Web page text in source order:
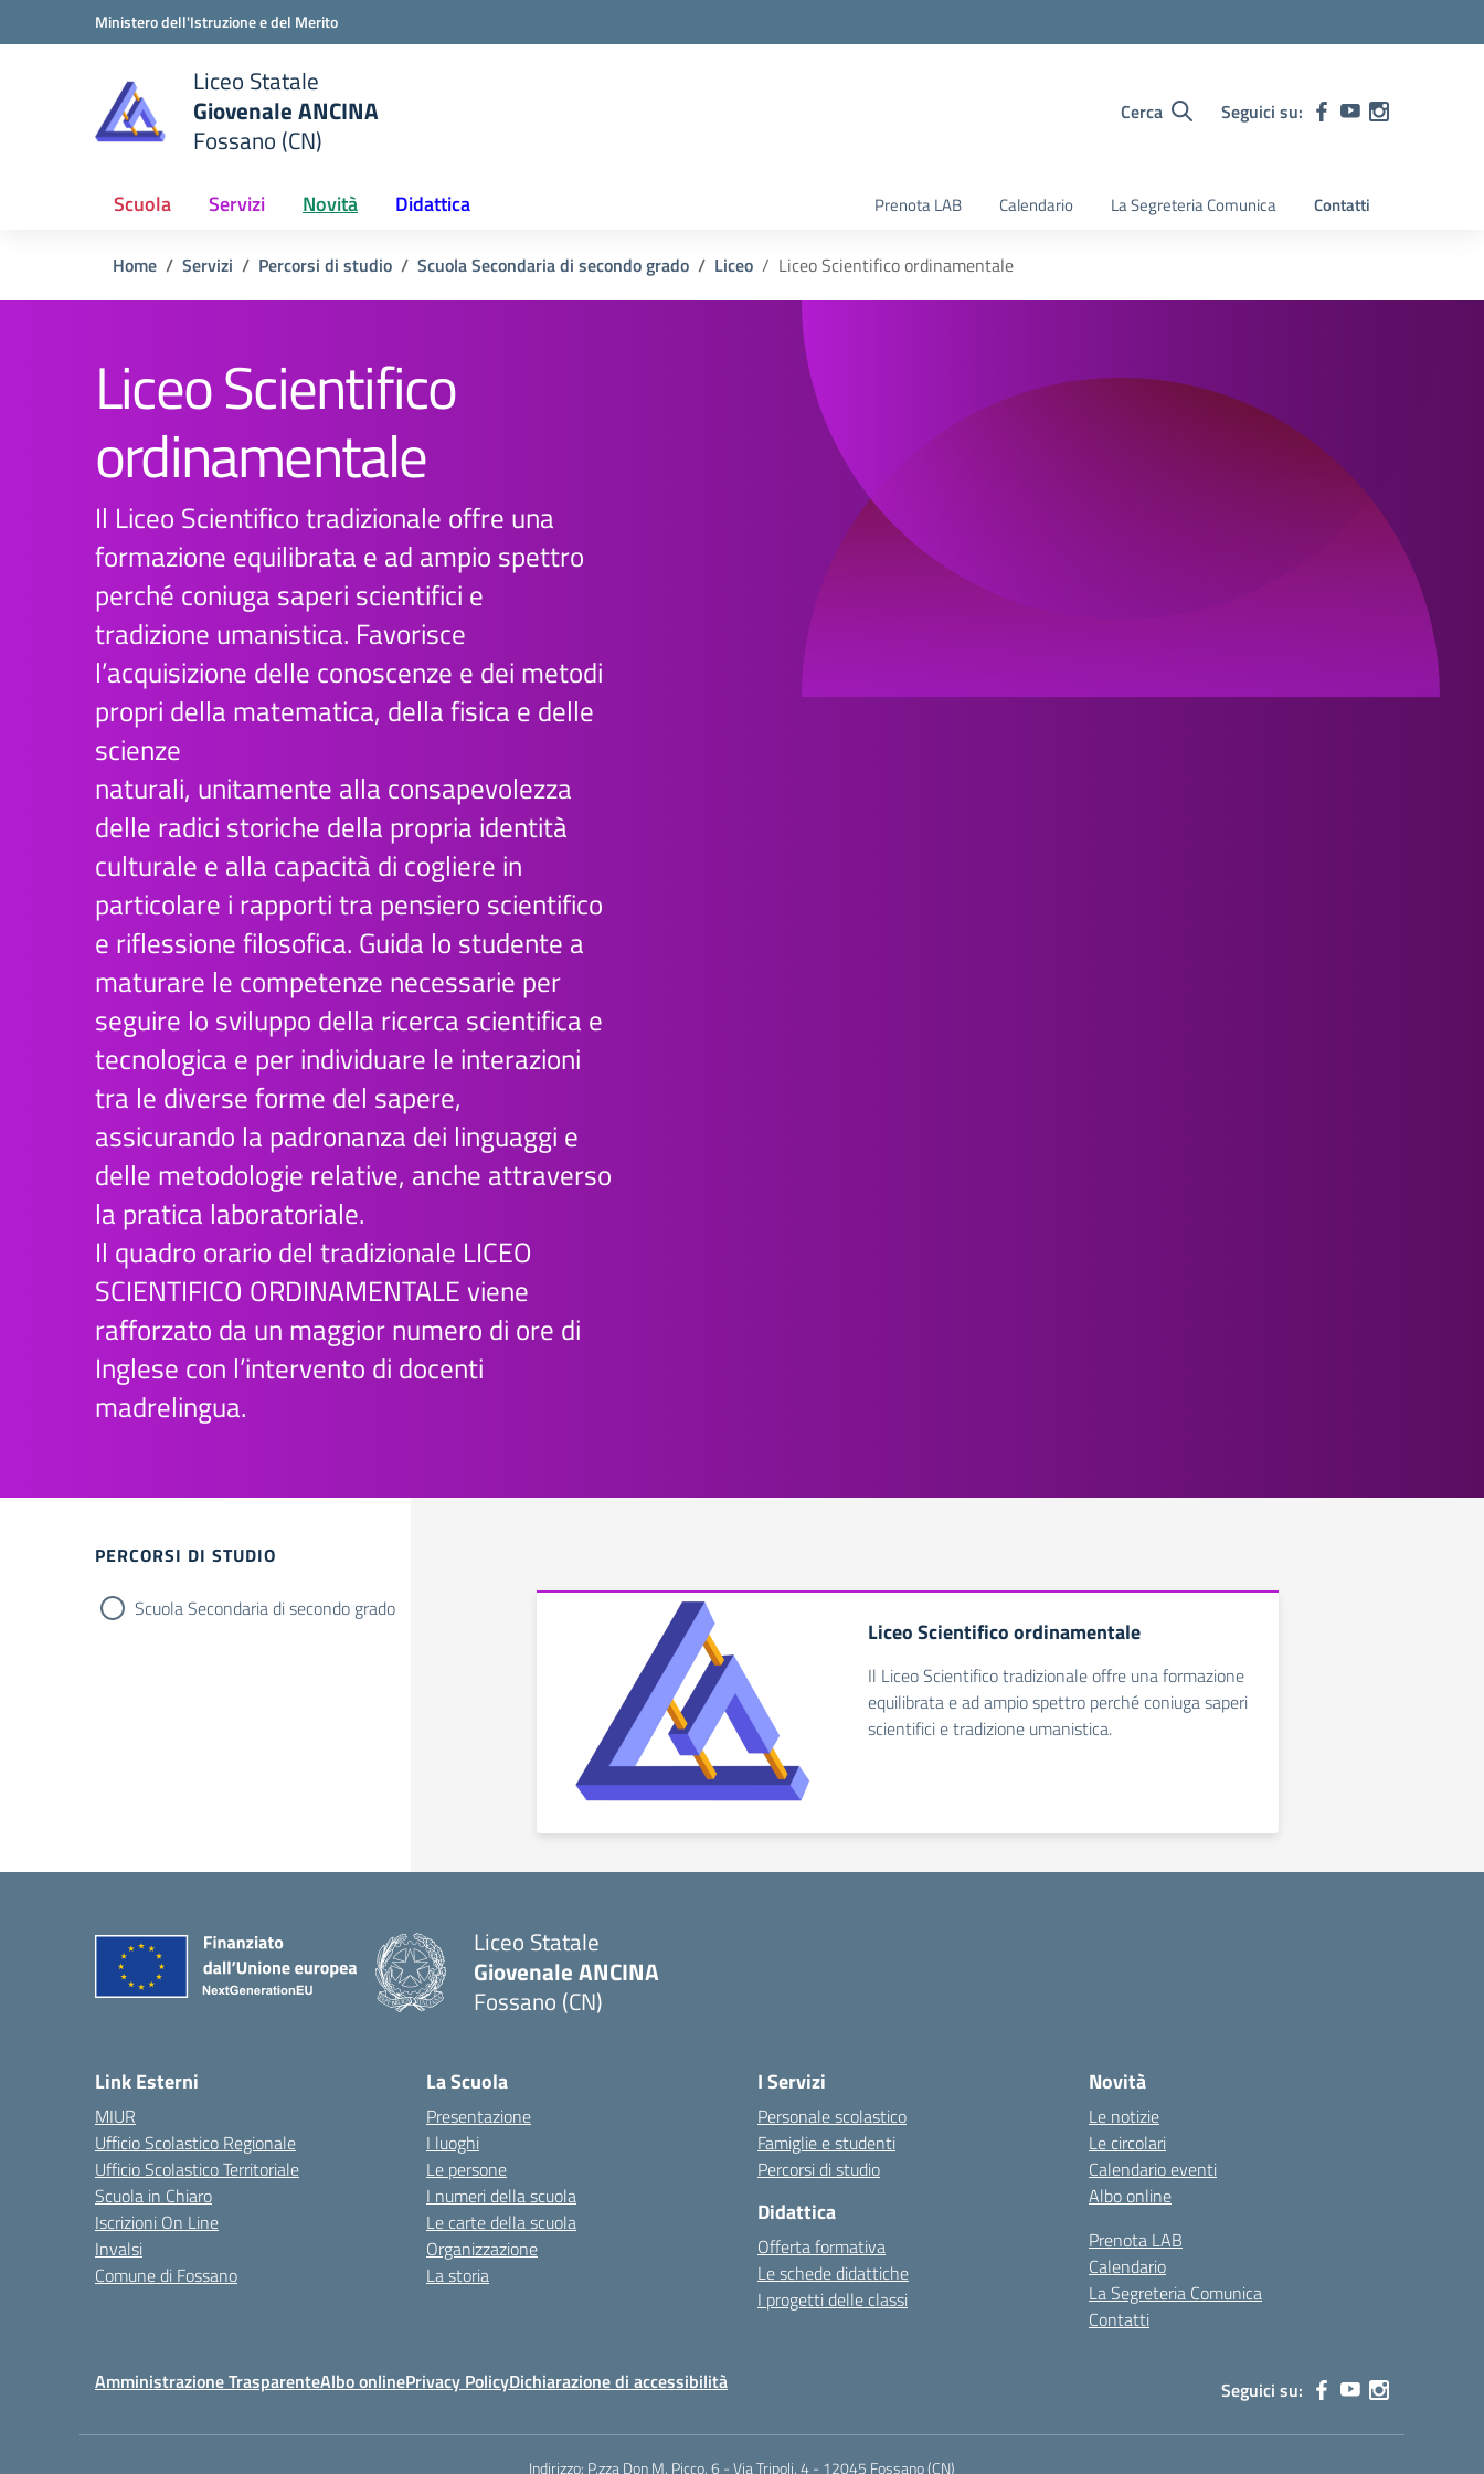
Vai ai contenuti
Vai al menu di navigazioneMinistero dell'Istruzione e del Merito
scuola
Liceo Statale
Giovenale ANCINA
Fossano (CN)
Cerca Seguici su:
Scuola Servizi Novità Didattica Prenota LAB Calendario La Segreteria Comunica Contatti
Home Servizi Percorsi di studio Scuola Secondaria di secondo grado Liceo Liceo Scientifico ordinamentale
Liceo Scientifico
ordinamentale
Il Liceo Scientifico tradizionale offre una
formazione equilibrata e ad ampio spettro
perché coniuga saperi scientifici e
tradizione umanistica. Favorisce
l’acquisizione delle conoscenze e dei metodi
propri della matematica, della fisica e delle
scienze
naturali, unitamente alla consapevolezza
delle radici storiche della propria identità
culturale e alla capacità di cogliere in
particolare i rapporti tra pensiero scientifico
e riflessione filosofica. Guida lo studente a
maturare le competenze necessarie per
seguire lo sviluppo della ricerca scientifica e
tecnologica e per individuare le interazioni
tra le diverse forme del sapere,
assicurando la padronanza dei linguaggi e
delle metodologie relative, anche attraverso
la pratica laboratoriale.
Il quadro orario del tradizionale LICEO
SCIENTIFICO ORDINAMENTALE viene
rafforzato da un maggior numero di ore di
Inglese con l’intervento di docenti
madrelingua.
Filtri
PERCORSI DI STUDIO
Scuola Secondaria di secondo grado
Liceo Scientifico ordinamentale
Il Liceo Scientifico tradizionale offre una formazione
equilibrata e ad ampio spettro perché coniuga saperi
scientifici e tradizione umanistica.
Liceo Statale
Giovenale ANCINA
Fossano (CN)
Link Esterni
MIUR
Ufficio Scolastico Regionale
Ufficio Scolastico Territoriale
Scuola in Chiaro
Iscrizioni On Line
Invalsi
Comune di Fossano
La Scuola
Presentazione
I luoghi
Le persone
I numeri della scuola
Le carte della scuola
Organizzazione
La storia
I Servizi
Personale scolastico
Famiglie e studenti
Percorsi di studio
Didattica
Offerta formativa
Le schede didattiche
I progetti delle classi
Novità
Le notizie
Le circolari
Calendario eventi
Albo online
Prenota LAB
Calendario
La Segreteria Comunica
Contatti
Amministrazione TrasparenteAlbo onlinePrivacy PolicyDichiarazione di accessibilità Seguici su:
Indirizzo: P.zza Don M. Picco, 6 - Via Tripoli, 4 - 12045 Fossano (CN)